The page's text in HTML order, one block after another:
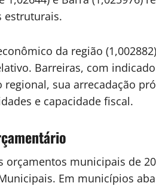
estruturais.
da região
Barreiras, com
sua arrecadação
e capacidade fiscal.
municipais de
Em municípios